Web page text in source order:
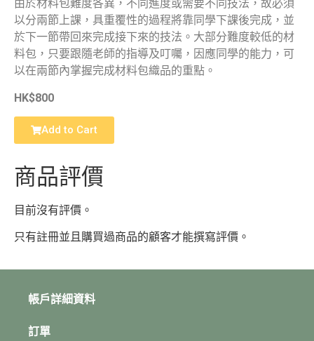
由於材料包難度各異，不同進度或需要不同技法，故必須
以分兩節上課，具重覆性的過程將靠同學下課後完成，並
於下一節帶回來完成接下來的技法。大部分難度較低的材
料包，只要跟隨老師的指導及叮囑，因應同學的能力，可
以在兩節內掌握完成材料包織品的重點。
HK$800
Add to Cart
商品評價
目前沒有評價。
只有註冊並且購買過商品的顧客才能撰寫評價。
帳戶詳細資料
訂單